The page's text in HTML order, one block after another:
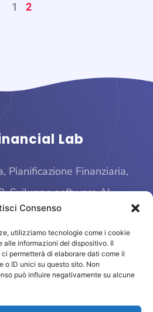
Consenso
utilizziamo tecnologie come i cookie
alle informazioni del dispositivo. Il
permetterà di elaborare dati come il
o ID unici su questo sito. Non
può influire negativamente su alcune
1 2
Lab
Pianificazione Finanziaria,
Sviluppo software AI